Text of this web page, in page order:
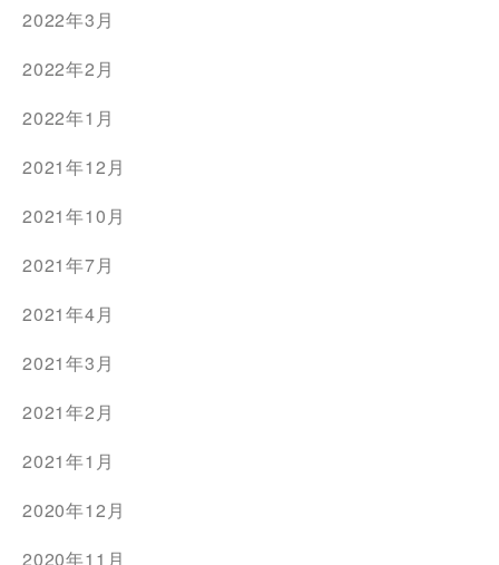
2022年3月
2022年2月
2022年1月
2021年12月
2021年10月
2021年7月
2021年4月
2021年3月
2021年2月
2021年1月
2020年12月
2020年11月